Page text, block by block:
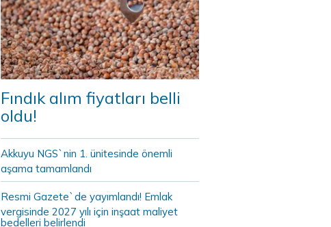
Fındık alım fiyatları belli
oldu!
Akkuyu NGS`nin 1. ünitesinde önemli
aşama tamamlandı
Resmi Gazete`de yayımlandı! Emlak
vergisinde 2027 yılı için inşaat maliyet
bedelleri belirlendi